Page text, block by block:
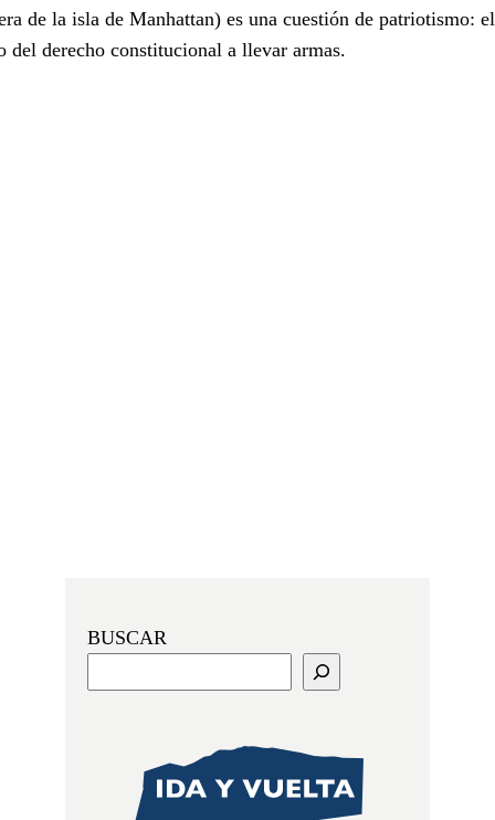
de la isla de Manhattan) es una cuestión de patriotismo: el
del derecho constitucional a llevar armas.
BUSCAR